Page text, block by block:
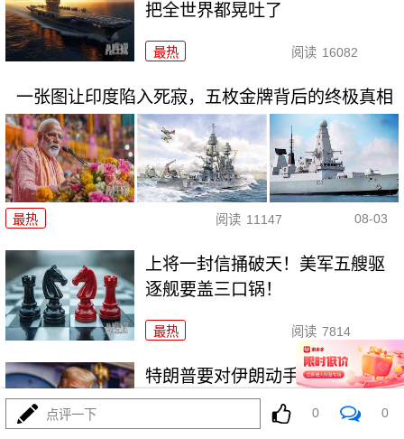
把全世界都晃吐了
最热 阅读 16082
一张图让印度陷入死寂，五枚金牌背后的终极真相
最热 阅读 11147 08-03
上将一封信捅破天！美军五艘驱
逐舰要盖三口锅！
最热 阅读 7814
特朗普要对伊朗动手？最狠的还
没来，最骚的来了
点评一下 0 0